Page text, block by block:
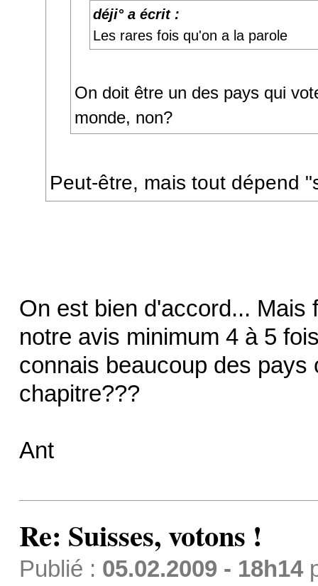
déji° a écrit :
Les rares fois qu'on a la parole
On doit être un des pays qui
monde, non?
Peut-être, mais tout dépend
On est bien d'accord... Mais
notre avis minimum 4 à 5
connais beaucoup des
chapitre???
Ant
Re: Suisses, votons !
Publié : 05.02.2009 - 18h14